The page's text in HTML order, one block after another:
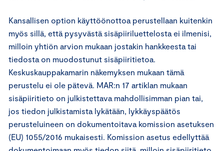
Kansallisen option käyttöönottoa perustellaan kuitenkin
myös sillä, että pysyvästä sisäpiiriluettelosta ei ilmenisi,
milloin yhtiön arvion mukaan jostakin hankkeesta tai
tiedosta on muodostunut sisäpiiritietoa.
Keskuskauppakamarin näkemyksen mukaan tämä
perustelu ei ole pätevä. MAR:n 17 artiklan mukaan
sisäpiiritieto on julkistettava mahdollisimman pian tai,
jos tiedon julkistamista lykätään, lykkäyspäätös
perusteluineen on dokumentoitava komission asetuksen
(EU) 1055/2016 mukaisesti. Komission asetus edellyttää